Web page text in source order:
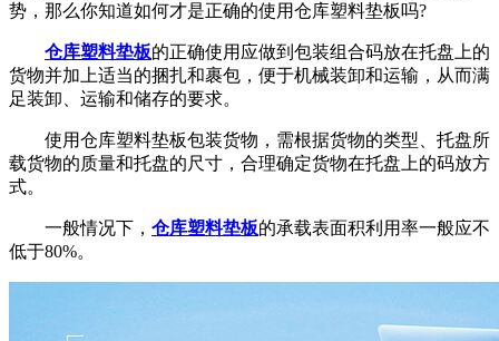
势，那么你知道如何才是正确的使用仓库塑料垫板吗?
仓库塑料垫板的正确使用应做到包装组合码放在托盘上的
货物并加上适当的捆扎和裹包，便于机械装卸和运输，从而满
足装卸、运输和储存的要求。
使用仓库塑料垫板包装货物，需根据货物的类型、托盘所
载货物的质量和托盘的尺寸，合理确定货物在托盘上的码放方
式。
一般情况下， 仓库塑料垫板的承载表面积利用率一般应不
低于80%。